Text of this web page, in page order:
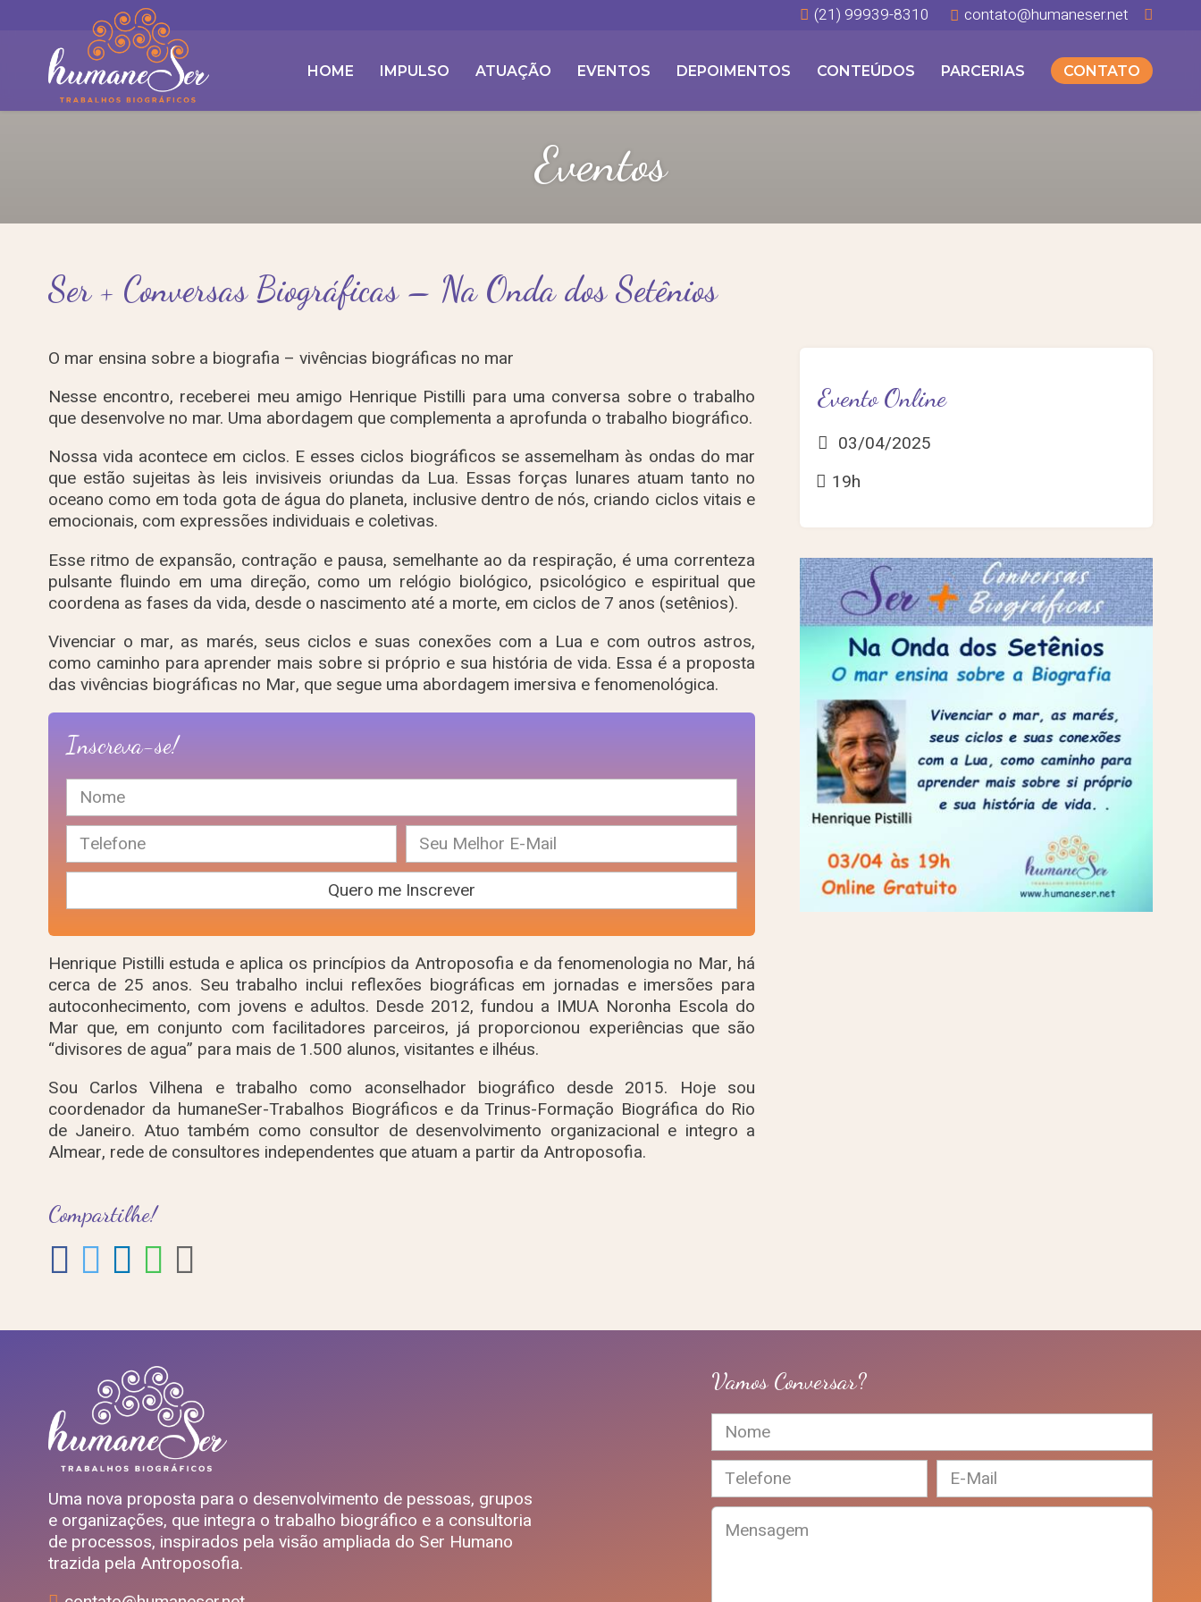
(21) 99939-8310 contato@humaneser.net
HOME IMPULSO ATUAÇÃO EVENTOS DEPOIMENTOS CONTEÚDOS PARCERIAS CONTATO
Eventos
Ser + Conversas Biográficas – Na Onda dos Setênios
O mar ensina sobre a biografia – vivências biográficas no mar
Nesse encontro, receberei meu amigo Henrique Pistilli para uma conversa sobre o trabalho
que desenvolve no mar. Uma abordagem que complementa a aprofunda o trabalho biográfico.
Nossa vida acontece em ciclos. E esses ciclos biográficos se assemelham às ondas do mar
que estão sujeitas às leis invisiveis oriundas da Lua. Essas forças lunares atuam tanto no
oceano como em toda gota de água do planeta, inclusive dentro de nós, criando ciclos vitais e
emocionais, com expressões individuais e coletivas.
Esse ritmo de expansão, contração e pausa, semelhante ao da respiração, é uma correnteza
pulsante fluindo em uma direção, como um relógio biológico, psicológico e espiritual que
coordena as fases da vida, desde o nascimento até a morte, em ciclos de 7 anos (setênios).
Vivenciar o mar, as marés, seus ciclos e suas conexões com a Lua e com outros astros,
como caminho para aprender mais sobre si próprio e sua história de vida. Essa é a proposta
das vivências biográficas no Mar, que segue uma abordagem imersiva e fenomenológica.
Inscreva-se!
Henrique Pistilli estuda e aplica os princípios da Antroposofia e da fenomenologia no Mar, há
cerca de 25 anos. Seu trabalho inclui reflexões biográficas em jornadas e imersões para
autoconhecimento, com jovens e adultos. Desde 2012, fundou a IMUA Noronha Escola do
Mar que, em conjunto com facilitadores parceiros, já proporcionou experiências que são
“divisores de agua” para mais de 1.500 alunos, visitantes e ilhéus.
Sou Carlos Vilhena e trabalho como aconselhador biográfico desde 2015. Hoje sou
coordenador da humaneSer-Trabalhos Biográficos e da Trinus-Formação Biográfica do Rio
de Janeiro. Atuo também como consultor de desenvolvimento organizacional e integro a
Almear, rede de consultores independentes que atuam a partir da Antroposofia.
Compartilhe!
Evento Online
03/04/2025
19h
Uma nova proposta para o desenvolvimento de pessoas, grupos
e organizações, que integra o trabalho biográfico e a consultoria
de processos, inspirados pela visão ampliada do Ser Humano
trazida pela Antroposofia.
Vamos Conversar?